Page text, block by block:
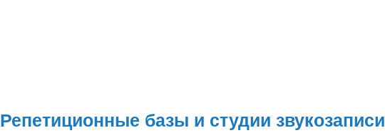
Репетиционные базы и студии звукозаписи